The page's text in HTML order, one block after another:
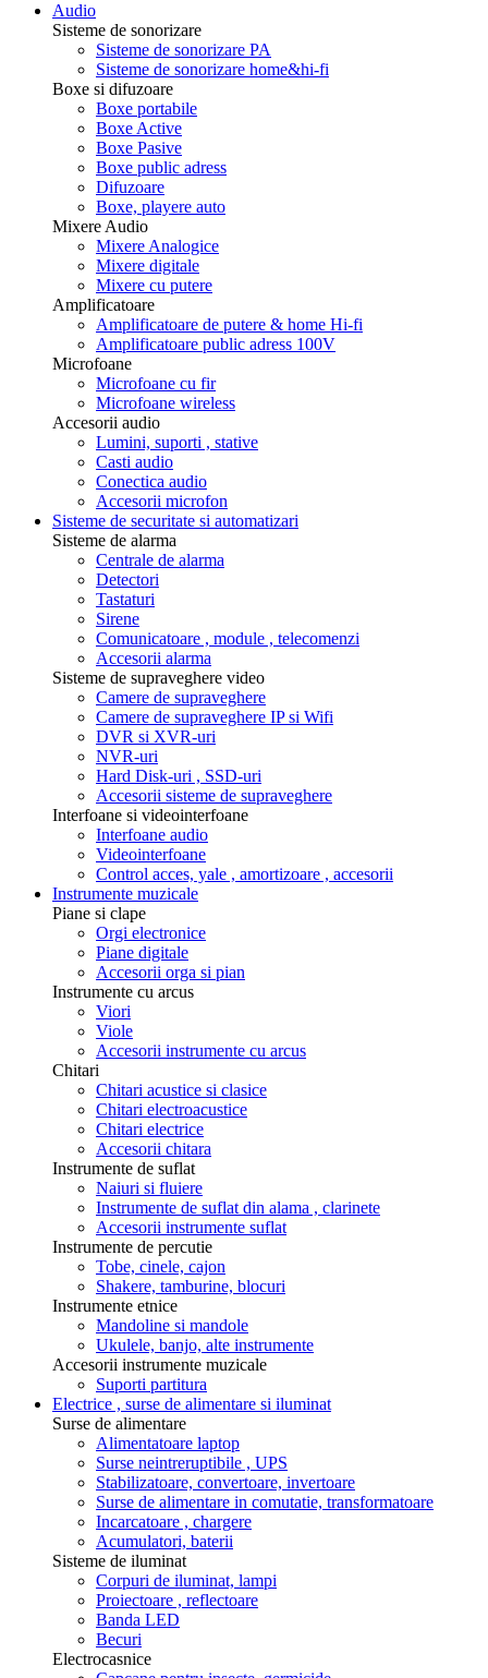
Audio
Sisteme de sonorizare
Sisteme de sonorizare PA
Sisteme de sonorizare home&hi-fi
Boxe si difuzoare
Boxe portabile
Boxe Active
Boxe Pasive
Boxe public adress
Difuzoare
Boxe, playere auto
Mixere Audio
Mixere Analogice
Mixere digitale
Mixere cu putere
Amplificatoare
Amplificatoare de putere & home Hi-fi
Amplificatoare public adress 100V
Microfoane
Microfoane cu fir
Microfoane wireless
Accesorii audio
Lumini, suporti , stative
Casti audio
Conectica audio
Accesorii microfon
Sisteme de securitate si automatizari
Sisteme de alarma
Centrale de alarma
Detectori
Tastaturi
Sirene
Comunicatoare , module , telecomenzi
Accesorii alarma
Sisteme de supraveghere video
Camere de supraveghere
Camere de supraveghere IP si Wifi
DVR si XVR-uri
NVR-uri
Hard Disk-uri , SSD-uri
Accesorii sisteme de supraveghere
Interfoane si videointerfoane
Interfoane audio
Videointerfoane
Control acces, yale , amortizoare , accesorii
Instrumente muzicale
Piane si clape
Orgi electronice
Piane digitale
Accesorii orga si pian
Instrumente cu arcus
Viori
Viole
Accesorii instrumente cu arcus
Chitari
Chitari acustice si clasice
Chitari electroacustice
Chitari electrice
Accesorii chitara
Instrumente de suflat
Naiuri si fluiere
Instrumente de suflat din alama , clarinete
Accesorii instrumente suflat
Instrumente de percutie
Tobe, cinele, cajon
Shakere, tamburine, blocuri
Instrumente etnice
Mandoline si mandole
Ukulele, banjo, alte instrumente
Accesorii instrumente muzicale
Suporti partitura
Electrice , surse de alimentare si iluminat
Surse de alimentare
Alimentatoare laptop
Surse neintreruptibile , UPS
Stabilizatoare, convertoare, invertoare
Surse de alimentare in comutatie, transformatoare
Incarcatoare , chargere
Acumulatori, baterii
Sisteme de iluminat
Corpuri de iluminat, lampi
Proiectoare , reflectoare
Banda LED
Becuri
Electrocasnice